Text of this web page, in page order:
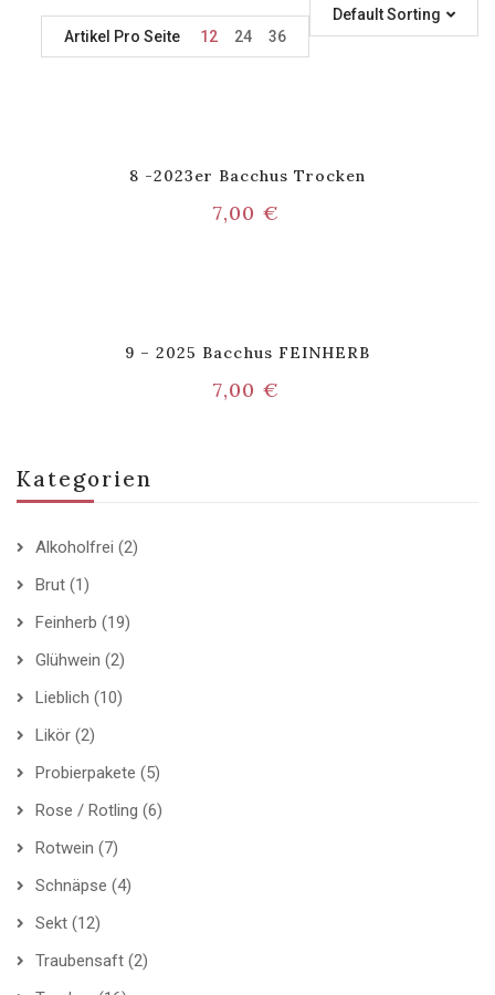
Kategorien
Alkoholfrei (2)
Brut (1)
Feinherb (19)
Glühwein (2)
Lieblich (10)
Likör (2)
Probierpakete (5)
Rose / Rotling (6)
Rotwein (7)
Schnäpse (4)
Sekt (12)
Traubensaft (2)
Default Sorting
Artikel Pro Seite
12 24 36
8 -2023er Bacchus Trocken
7,00€
9 – 2025 Bacchus FEINHERB
7,00€